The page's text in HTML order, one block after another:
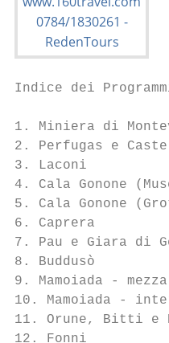
Indice dei
1. Miniera di
2. Perfugas e
3. Laconi
4. Cala Gonone
5. Cala Gonone
6. Caprera
7. Pau e Giara di
8. Buddusò
9. Mamoiada -
10. Mamoiada -
11. Orune, Bitti e
12. Fonni